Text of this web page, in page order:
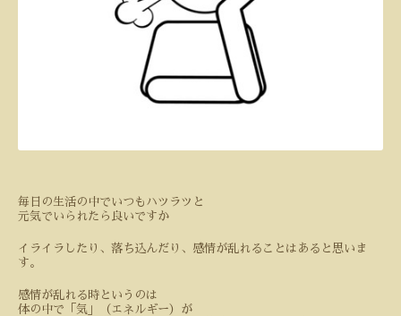
毎日の生活の中でいつもハツラツと
元気でいられたら良いですか
イライラしたり、落ち込んだり、感情が乱れることはあると思いま
す。
感情が乱れる時というのは
体の中で「気」（エネルギー）が